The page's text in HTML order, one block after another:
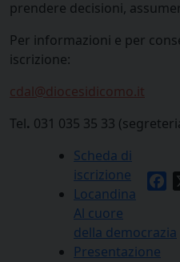
prendere decisioni,
Per informazioni e per
iscrizione:
cdal@diocesidicomo.it
Tel. 031 035 35 33
Scheda di
iscrizione
Locandina
Al cuore
della democrazia
Presentazione